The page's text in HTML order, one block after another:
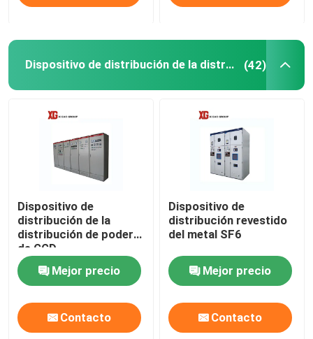
Hogar
Sobre nosotros
Control de calidad
Éntrenos en contacto con
Pida una cita
Dispositivo de distribución de la distribución de poder (42)
Dispositivo de
distribución de la
distribución de poder
de GGD
Mejor precio
Contacto
Dispositivo de
distribución revestido
del metal SF6
Mejor precio
Contacto